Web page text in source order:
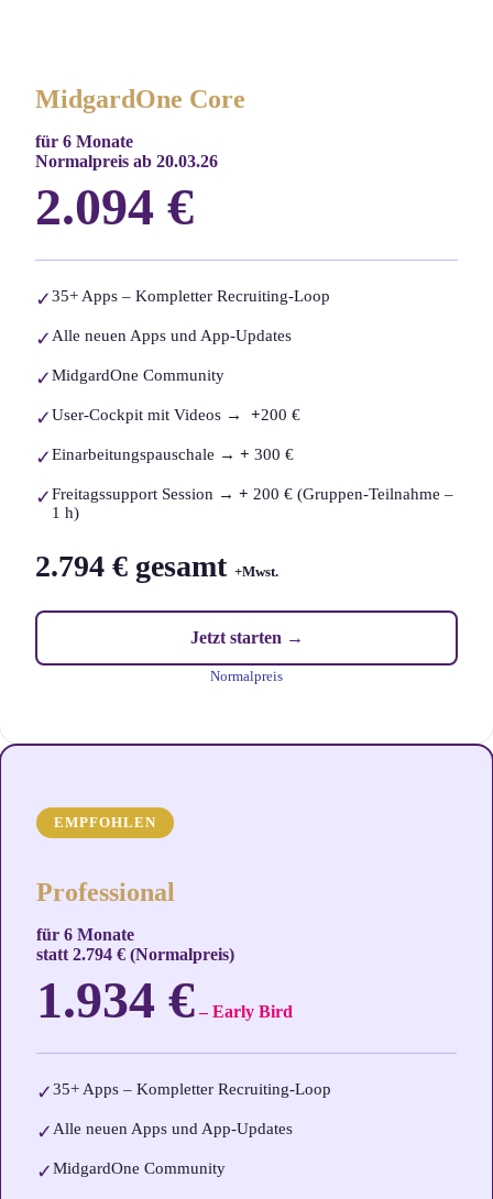
MidgardOne Core
für 6 Monate
Normalpreis ab 20.03.26
2.094 €
✓35+ Apps – Kompletter Recruiting-Loop
✓Alle neuen Apps und App-Updates
✓MidgardOne Community
✓User-Cockpit mit Videos →+200 €
✓Einarbeitungspauschale →+ 300 €
✓Freitagssupport Session →+ 200 € (Gruppen-Teilnahme –
1 h)
2.794 € gesamt+Mwst.
Jetzt starten →
Normalpreis
EMPFOHLEN
Professional
für 6 Monate
statt 2.794 € (Normalpreis)
1.934 €– Early Bird
✓35+ Apps – Kompletter Recruiting-Loop
✓Alle neuen Apps und App-Updates
✓MidgardOne Community